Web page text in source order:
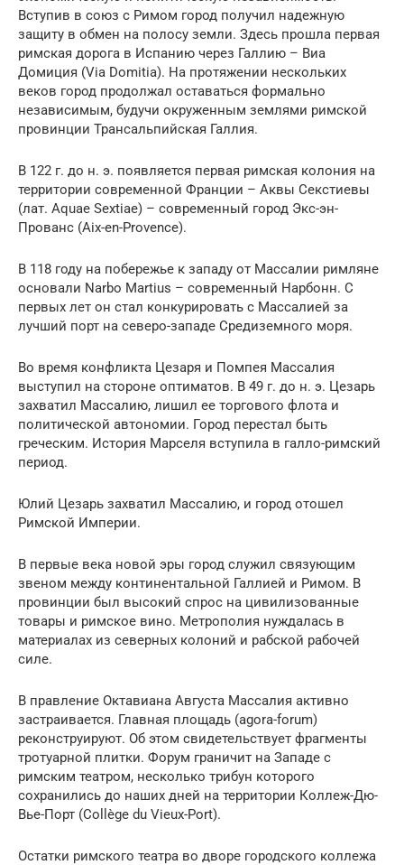
Вступив в союз с Римом город получил надежную
защиту в обмен на полосу земли. Здесь прошла первая
римская дорога в Испанию через Галлию – Виа
Домиция (Via Domitia). На протяжении нескольких
веков город продолжал оставаться формально
независимым, будучи окруженным землями римской
провинции Трансальпийская Галлия.
В 122 г. до н. э. появляется первая римская колония на
территории современной Франции – Аквы Секстиевы
(лат. Aquae Sextiae) – современный город Экс-эн-
Прованс (Aix-en-Provence).
В 118 году на побережье к западу от Массалии римляне
основали Narbo Martius – современный Нарбонн. С
первых лет он стал конкурировать с Массалией за
лучший порт на северо-западе Средиземного моря.
Во время конфликта Цезаря и Помпея Массалия
выступил на стороне оптиматов. В 49 г. до н. э. Цезарь
захватил Массалию, лишил ее торгового флота и
политической автономии. Город перестал быть
греческим. История Марселя вступила в галло-римский
период.
Юлий Цезарь захватил Массалию, и город отошел
Римской Империи.
В первые века новой эры город служил связующим
звеном между континентальной Галлией и Римом. В
провинции был высокий спрос на цивилизованные
товары и римское вино. Метрополия нуждалась в
материалах из северных колоний и рабской рабочей
силе.
В правление Октавиана Августа Массалия активно
застраивается. Главная площадь (agora-forum)
реконструируют. Об этом свидетельствует фрагменты
тротуарной плитки. Форум граничит на Западе с
римским театром, несколько трибун которого
сохранились до наших дней на территории Коллеж-Дю-
Вье-Порт (Collège du Vieux-Port).
Остатки римского театра во дворе городского коллежа